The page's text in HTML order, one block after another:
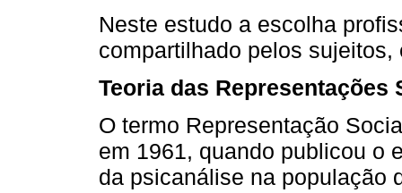
Neste estudo a escolha
compartilhado pelos
Teoria das Representações
O termo Representação
em 1961, quando publicou o
da psicanálise na população